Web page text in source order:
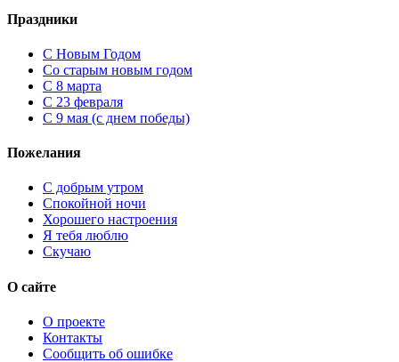
Праздники
C Новым Годом
Cо старым новым годом
С 8 марта
С 23 февраля
С 9 мая (с днем победы)
Пожелания
С добрым утром
Спокойной ночи
Хорошего настроения
Я тебя люблю
Скучаю
О сайте
О проекте
Контакты
Сообщить об ошибке